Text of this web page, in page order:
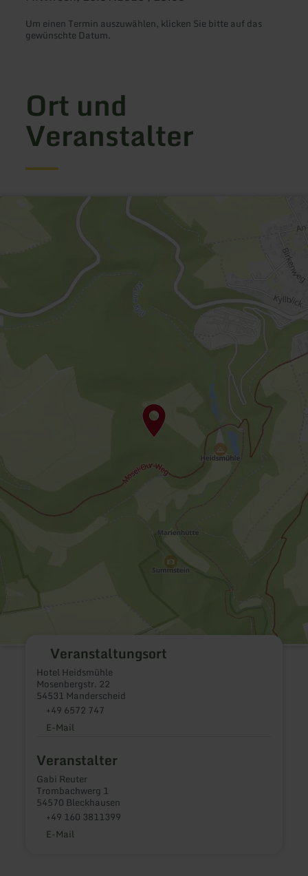
Um einen Termin auszuwählen, klicken Sie bitte auf das
gewünschte Datum.
Ort und
Veranstalter
Veranstaltungsort
Hotel Heidsmühle
Mosenbergstr. 22
54531 Manderscheid
+49 6572 747
E-Mail
Veranstalter
Gabi Reuter
Trombachwerg 1
54570 Bleckhausen
+49 160 3811399
E-Mail